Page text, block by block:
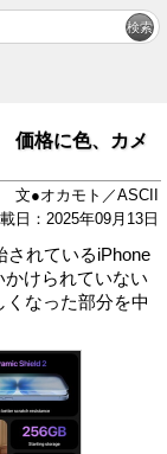
価格に色、カメ
文●オカモト／ASCII
日：2025年09月13日
れているiPhone
かけられていない
くなった部分を中